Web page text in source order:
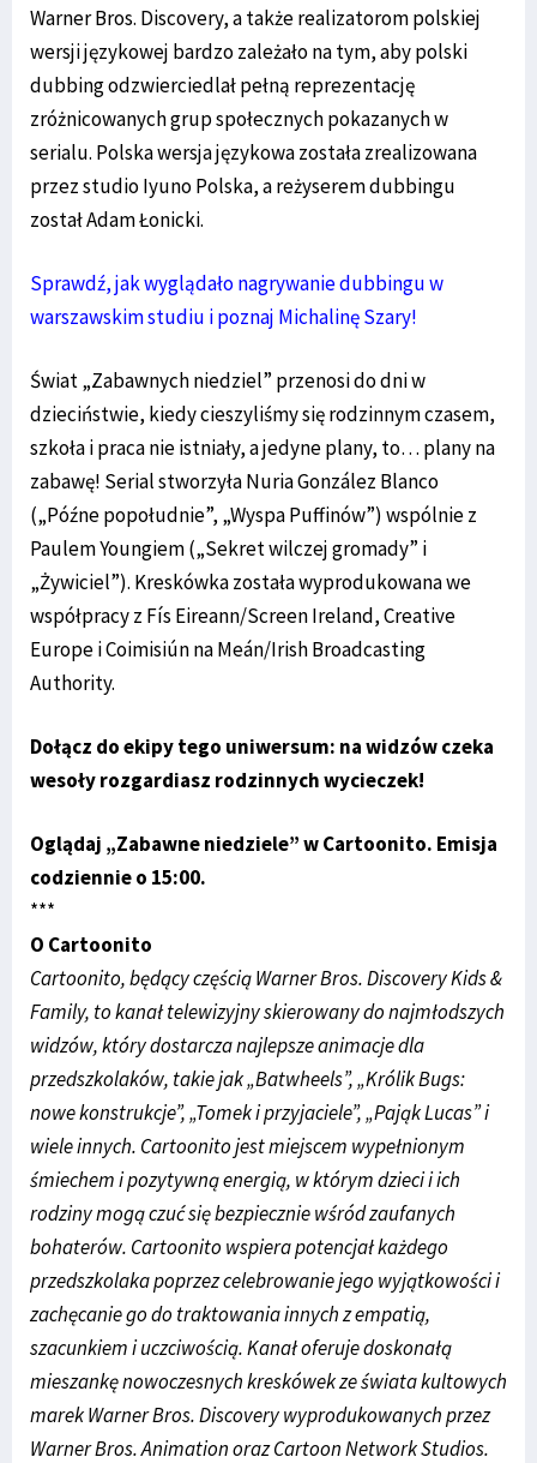
Warner Bros. Discovery, a także realizatorom polskiej
wersji językowej bardzo zależało na tym, aby polski
dubbing odzwierciedlał pełną reprezentację
zróżnicowanych grup społecznych pokazanych w
serialu. Polska wersja językowa została zrealizowana
przez studio Iyuno Polska, a reżyserem dubbingu
został Adam Łonicki.
Sprawdź, jak wyglądało nagrywanie dubbingu w
warszawskim studiu i poznaj Michalinę Szary!
Świat „Zabawnych niedziel” przenosi do dni w
dzieciństwie, kiedy cieszyliśmy się rodzinnym czasem,
szkoła i praca nie istniały, a jedyne plany, to… plany na
zabawę! Serial stworzyła Nuria González Blanco
(„Późne popołudnie”, „Wyspa Puffinów”) wspólnie z
Paulem Youngiem („Sekret wilczej gromady” i
„Żywiciel”). Kreskówka została wyprodukowana we
współpracy z Fís Eireann/Screen Ireland, Creative
Europe i Coimisiún na Meán/Irish Broadcasting
Authority.
Dołącz do ekipy tego uniwersum: na widzów czeka
wesoły rozgardiasz rodzinnych wycieczek!
Oglądaj „Zabawne niedziele” w Cartoonito. Emisja
codziennie o 15:00.
***
O Cartoonito
Cartoonito, będący częścią Warner Bros. Discovery Kids &
Family, to kanał telewizyjny skierowany do najmłodszych
widzów, który dostarcza najlepsze animacje dla
przedszkolaków, takie jak „Batwheels”, „Królik Bugs:
nowe konstrukcje”, „Tomek i przyjaciele”, „Pająk Lucas” i
wiele innych. Cartoonito jest miejscem wypełnionym
śmiechem i pozytywną energią, w którym dzieci i ich
rodziny mogą czuć się bezpiecznie wśród zaufanych
bohaterów. Cartoonito wspiera potencjał każdego
przedszkolaka poprzez celebrowanie jego wyjątkowości i
zachęcanie go do traktowania innych z empatią,
szacunkiem i uczciwością. Kanał oferuje doskonałą
mieszankę nowoczesnych kreskówek ze świata kultowych
marek Warner Bros. Discovery wyprodukowanych przez
Warner Bros. Animation oraz Cartoon Network Studios.